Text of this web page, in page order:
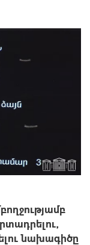
նախագիծը